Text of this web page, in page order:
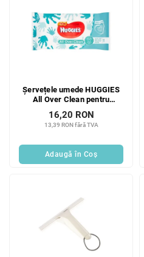
Șervețele umede HUGGIES
All Over Clean pentru
13,39 RON fără TVA
16,20 RON
Adaugă în Coş